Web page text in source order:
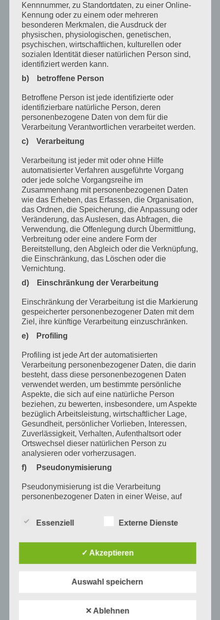
September 2024
August 2024
April 2024
März 2024
Januar 2024
Dezember 2023
November 2023
Oktober 2023
September 2023
Juli 2023
Juni 2023
Mai 2023
April 2023
März 2023
Februar 2023
Dezember 2022
November 2022
Oktober 2022
September 2022
August 2022
Juli 2022
April 2022
Februar 2022
Januar 2022
Dezember 2021
Oktober 2021
September 2021
Mai 2021
März 2021
Januar 2021
Oktober 2020
Kennnummer, zu Standortdaten, zu einer Online-
Kennung oder zu einem oder mehreren
besonderen Merkmalen, die Ausdruck der
physischen, physiologischen, genetischen,
psychischen, wirtschaftlichen, kulturellen oder
sozialen Identität dieser natürlichen Person sind,
identifiziert werden kann.
b) betroffene Person
Betroffene Person ist jede identifizierte oder
identifizierbare natürliche Person, deren
personenbezogene Daten von dem für die
Verarbeitung Verantwortlichen verarbeitet werden.
c) Verarbeitung
Verarbeitung ist jeder mit oder ohne Hilfe
automatisierter Verfahren ausgeführte Vorgang
oder jede solche Vorgangsreihe im
Zusammenhang mit personenbezogenen Daten
wie das Erheben, das Erfassen, die Organisation,
das Ordnen, die Speicherung, die Anpassung oder
Veränderung, das Auslesen, das Abfragen, die
Verwendung, die Offenlegung durch Übermittlung,
Verbreitung oder eine andere Form der
Bereitstellung, den Abgleich oder die Verknüpfung,
die Einschränkung, das Löschen oder die
Vernichtung.
d) Einschränkung der Verarbeitung
Einschränkung der Verarbeitung ist die Markierung
gespeicherter personenbezogener Daten mit dem
Ziel, ihre künftige Verarbeitung einzuschränken.
e) Profiling
Profiling ist jede Art der automatisierten
Verarbeitung personenbezogener Daten, die darin
besteht, dass diese personenbezogenen Daten
verwendet werden, um bestimmte persönliche
Aspekte, die sich auf eine natürliche Person
beziehen, zu bewerten, insbesondere, um Aspekte
bezüglich Arbeitsleistung, wirtschaftlicher Lage,
Gesundheit, persönlicher Vorlieben, Interessen,
Zuverlässigkeit, Verhalten, Aufenthaltsort oder
Ortswechsel dieser natürlichen Person zu
analysieren oder vorherzusagen.
f) Pseudonymisierung
Pseudonymisierung ist die Verarbeitung
personenbezogener Daten in einer Weise, auf
mehr einer spezifischen betroffenen Person
werden und technischen und organisatorischen
Maßnahmen unterliegen, die gewährleisten, dass
identifizierten oder identifizierbaren natürlichen
g) Verantwortlicher oder für die Verarbeitung
Essenziell Externe Dienste
✓ Akzeptieren
Auswahl speichern
✕ Ablehnen